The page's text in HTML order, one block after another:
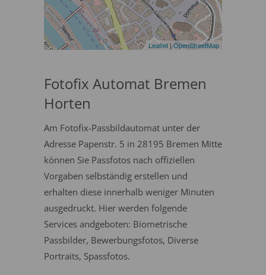
Leaflet | OpenStreetMap
Fotofix Automat Bremen
Horten
Am Fotofix-Passbildautomat unter der
Adresse Papenstr. 5 in 28195 Bremen Mitte
können Sie Passfotos nach offiziellen
Vorgaben selbständig erstellen und
erhalten diese innerhalb weniger Minuten
ausgedruckt. Hier werden folgende
Services andgeboten: Biometrische
Passbilder, Bewerbungsfotos, Diverse
Portraits, Spassfotos.